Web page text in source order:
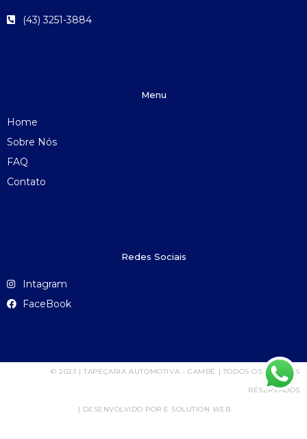
(43) 3251-3884
Menu
Home
Sobre Nós
FAQ
Contato
Redes Sociais
Intagram
FaceBook
© 2023 | TAPEÇARIA AUTOMOTIVA - CAMBÉ | TODOS OS DIREITOS
RESERVADOS
| DESENVOLVIDO POR E SOLUTION WEB.